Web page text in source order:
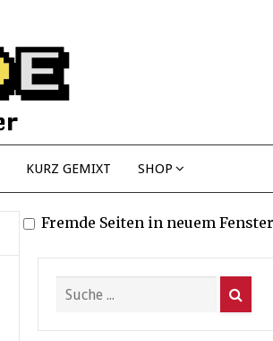
KURZ GEMIXT SHOP
Fremde Seiten in neuem